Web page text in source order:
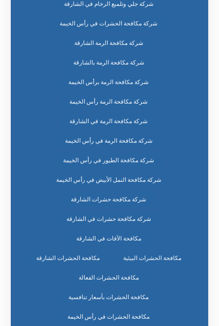
شركة جلي وتلميع الرخام في الشارقة
شركة مكافحة الحشرات في رأس الخيمة
شركة مكافحة الرمة الشارقة
شركة مكافحة الرمة بالشارقة
شركة مكافحة الرمة برأس الخيمة
شركة مكافحة الرمة رأس الخيمة
شركة مكافحة الرمة في الشارقة
شركة مكافحة الرمة في رأس الخيمة
شركة مكافحة الطيور في رأس الخيمة
شركة مكافحة النمل الأبيض في رأس الخيمة
شركة مكافحة حشرات الشارقة
شركة مكافحة حشرات في الشارقة
مكافحة الآفات في الشارقة
مكافحة الحشرات البيئية مكافحة الحشرات الشارقة
مكافحة الحشرات الفعالة
مكافحة الحشرات بأسعار تنافسية
مكافحة الحشرات في رأس الخيمة